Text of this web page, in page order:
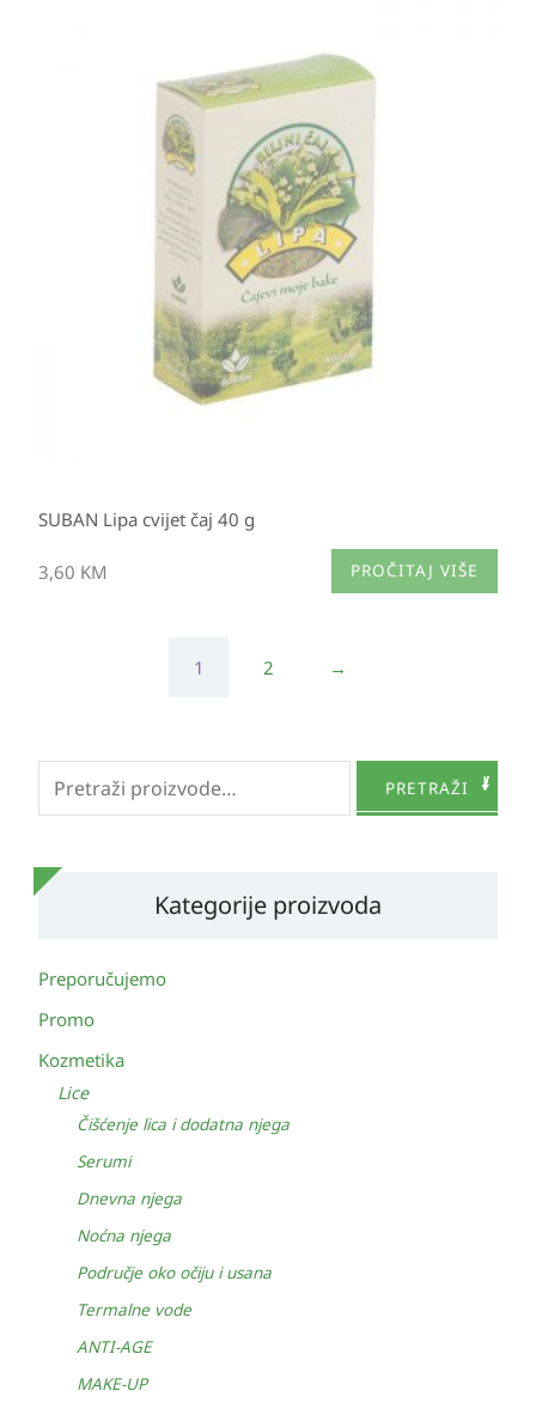
SUBAN Lipa cvijet čaj 40 g
3,60 KM PROČITAJ VIŠE
1 2 →
Pretraži: PRETRAŽI
Kategorije proizvoda
Preporučujemo
Promo
Kozmetika
Lice
Čišćenje lica i dodatna njega
Serumi
Dnevna njega
Noćna njega
Područje oko očiju i usana
Termalne vode
ANTI-AGE
MAKE-UP